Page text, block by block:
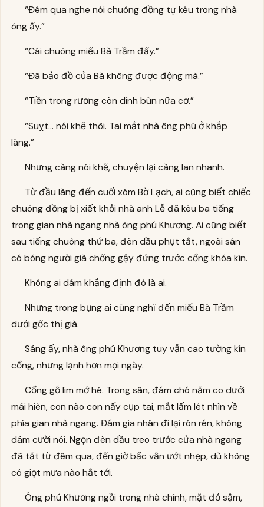
“Đêm qua nghe nói chuông đồng tự kêu trong nhà
ông ấy.”
“Cái chuông miếu Bà Trầm đấy.”
“Đã bảo đồ của Bà không được động mà.”
“Tiền trong rương còn dính bùn nữa cơ.”
“Suỵt… nói khẽ thôi. Tai mắt nhà ông phú ở khắp
làng.”
Nhưng càng nói khẽ, chuyện lại càng lan nhanh.
Từ đầu làng đến cuối xóm Bờ Lạch, ai cũng biết chiếc
chuông đồng bị xiết khỏi nhà anh Lễ đã kêu ba tiếng
trong gian nhà ngang nhà ông phú Khương. Ai cũng biết
sau tiếng chuông thứ ba, đèn dầu phụt tắt, ngoài sân
có bóng người già chống gậy đứng trước cổng khóa kín.
Không ai dám khẳng định đó là ai.
Nhưng trong bụng ai cũng nghĩ đến miếu Bà Trầm
dưới gốc thị già.
Sáng ấy, nhà ông phú Khương tuy vẫn cao tường kín
cổng, nhưng lạnh hơn mọi ngày.
Cổng gỗ lim mở hé. Trong sân, đám chó nằm co dưới
mái hiên, con nào con nấy cụp tai, mắt lấm lét nhìn về
phía gian nhà ngang. Đám gia nhân đi lại rón rén, không
dám cười nói. Ngọn đèn dầu treo trước cửa nhà ngang
đã tắt từ đêm qua, đến giờ bấc vẫn ướt nhẹp, dù không
có giọt mưa nào hắt tới.
Ông phú Khương ngồi trong nhà chính, mặt đỏ sậm,